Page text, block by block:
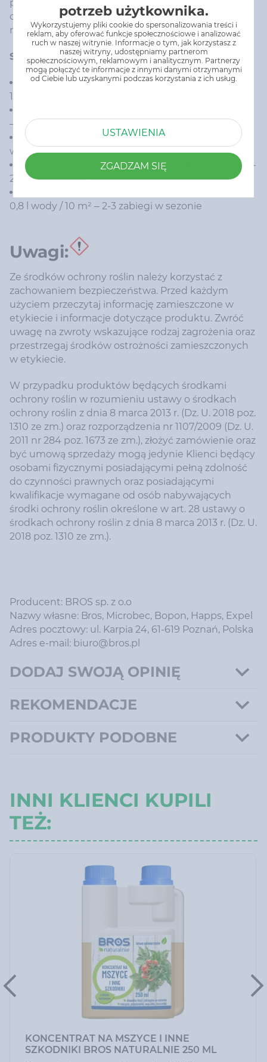
preparatu, używając wody w temperaturze
otoczenia i przestrzegając dawek przedstawionych
na opakowaniu. Stosować doglebowo.
Sposób aplikacji:
Oprysk gleby przed siewem: 2-3 g/0,6 – 1l wody /
10 m² – 1 zabieg w sezonie
– 2-3 zabiegi w sezonie
Warzywa: 1-2 g/ 0,4-0,6l wody / 10m² – 2-3 zabiegi
w sezonie
Drzewa i krzewy owocowe: 2-4 g/ 1l wody /10 m² –
2 zabiegi w sezonie
0,8 l wody / 10 m² – 2-3 zabiegi w sezonie
Uwagi:
Ze środków ochrony roślin należy korzystać z
zachowaniem bezpieczeństwa. Przed każdym
użyciem przeczytaj informację zamieszczone w
etykiecie i informacje dotyczące produktu. Zwróć
uwagę na zwroty wskazujące rodzaj zagrożenia oraz
przestrzegaj środków ostrożności zamieszczonych
w etykiecie.
W przypadku produktów będących środkami
ochrony roślin w rozumieniu ustawy o środkach
ochrony roślin z dnia 8 marca 2013 r. (Dz. U. 2018 poz.
1310 ze zm.) oraz rozporządzenia nr 1107/2009 (Dz. U.
2011 nr 284 poz. 1673 ze zm.), złożyć zamówienie oraz
być umową sprzedaży mogą jedynie Klienci będący
osobami fizycznymi posiadającymi pełną zdolność
do czynności prawnych oraz posiadającymi
kwalifikacje wymagane od osób nabywających
środki ochrony roślin określone w art. 28 ustawy o
środkach ochrony roślin z dnia 8 marca 2013 r. (Dz. U.
2018 poz. 1310 ze zm.).
Producent: BROS sp. z o.o
Nazwy własne: Bros, Microbec, Bopon, Happs, Expel
Adres pocztowy: ul. Karpia 24, 61-619 Poznań, Polska
Adres e-mail: biuro@bros.pl
DODAJ SWOJĄ OPINIĘ
REKOMENDACJE
PRODUKTY PODOBNE
INNI KLIENCI KUPILI
TEŻ:
KONCENTRAT NA MSZYCE I INNE
SZKODNIKI BROS NATURALNIE 250 ML
potrzeb użytkownika.
Wykorzystujemy pliki cookie do spersonalizowania treści i
reklam, aby oferować funkcje społecznościowe i analizować
ruch w naszej witrynie. Informacje o tym, jak korzystasz z
naszej witryny, udostępniamy partnerom
społecznościowym, reklamowym i analitycznym. Partnerzy
mogą połączyć te informacje z innymi danymi otrzymanymi
od Ciebie lub uzyskanymi podczas korzystania z ich usług.
USTAWIENIA
ZGADZAM SIĘ